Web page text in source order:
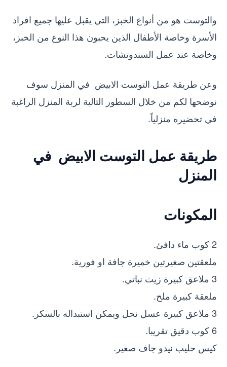
والتوست هو من أنواع الخبز، التي يقبل عليها جميع افراد
الأسرة وخاصة الأطفال الذين يحبون هذا النوع من الخبز،
وخاصة عند عمل السندوتشات.
وعن طريقة عمل التوست الابيض في المنزل سوف
نوضحها لكم من خلال السطور التالية لربة المنزل الراغبة
في تحضيره منزلياً.
طريقة عمل التوست الابيض في
المنزل
المكونات
2 كوب ماء دافئ.
ملعقتين صغيرتين خميرة جافة او فورية.
3 ملاعق كبيرة زيت نباتي.
ملعقة كبيرة ملح.
3 ملاعق كبيرة عسل نحل ويمكن استبداله بالسكر.
6 كوب دقيق تقريبا.
كيس حليب نيدو جاف صغير.